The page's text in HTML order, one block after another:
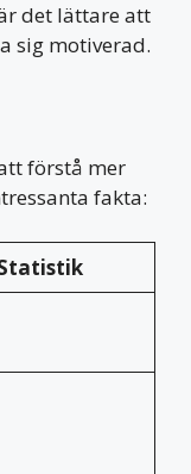
det lättare att
sig motiverad.
förstå mer
fakta: